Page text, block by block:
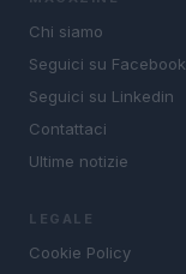
Chi siamo
Seguici su Facebook
Seguici su Linkedin
Contattaci
Ultime notizie
LEGALE
Cookie Policy